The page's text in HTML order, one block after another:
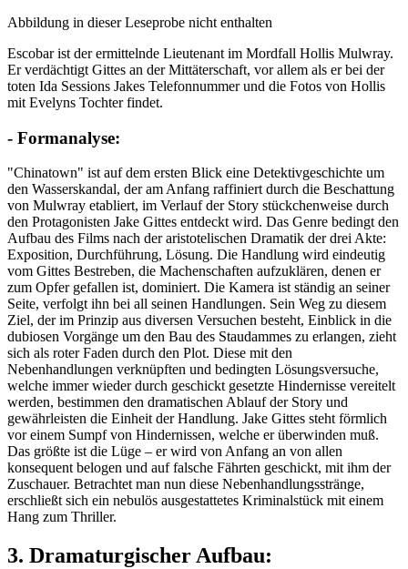
Abbildung in dieser Leseprobe nicht enthalten
Escobar ist der ermittelnde Lieutenant im Mordfall Hollis Mulwray.
Er verdächtigt Gittes an der Mittäterschaft, vor allem als er bei der
toten Ida Sessions Jakes Telefonnummer und die Fotos von Hollis
mit Evelyns Tochter findet.
- Formanalyse:
"Chinatown" ist auf dem ersten Blick eine Detektivgeschichte um
den Wasserskandal, der am Anfang raffiniert durch die Beschattung
von Mulwray etabliert, im Verlauf der Story stückchenweise durch
den Protagonisten Jake Gittes entdeckt wird. Das Genre bedingt den
Aufbau des Films nach der aristotelischen Dramatik der drei Akte:
Exposition, Durchführung, Lösung. Die Handlung wird eindeutig
vom Gittes Bestreben, die Machenschaften aufzuklären, denen er
zum Opfer gefallen ist, dominiert. Die Kamera ist ständig an seiner
Seite, verfolgt ihn bei all seinen Handlungen. Sein Weg zu diesem
Ziel, der im Prinzip aus diversen Versuchen besteht, Einblick in die
dubiosen Vorgänge um den Bau des Staudammes zu erlangen, zieht
sich als roter Faden durch den Plot. Diese mit den
Nebenhandlungen verknüpften und bedingten Lösungsversuche,
welche immer wieder durch geschickt gesetzte Hindernisse vereitelt
werden, bestimmen den dramatischen Ablauf der Story und
gewährleisten die Einheit der Handlung. Jake Gittes steht förmlich
vor einem Sumpf von Hindernissen, welche er überwinden muß.
Das größte ist die Lüge – er wird von Anfang an von allen
konsequent belogen und auf falsche Fährten geschickt, mit ihm der
Zuschauer. Betrachtet man nun diese Nebenhandlungsstränge,
erschließt sich ein nebulös ausgestattetes Kriminalstück mit einem
Hang zum Thriller.
3. Dramaturgischer Aufbau: